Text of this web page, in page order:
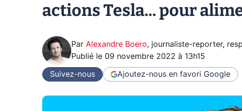
actions Tesla... pour
Par Alexandre Boero, journaliste-reporter,
Publié le 09 novembre 2022 à 13h15
Suivez-nous Ajoutez-nous en favori Google